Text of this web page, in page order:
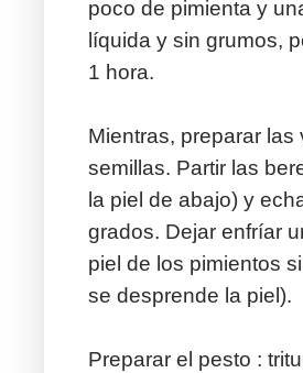
poco de pimienta y
líquida y sin grumos,
1 hora.
Mientras, preparar
semillas. Partir las
la piel de abajo) y
grados. Dejar enfríar
piel de los pimientos
se desprende la piel).
Preparar el pesto :